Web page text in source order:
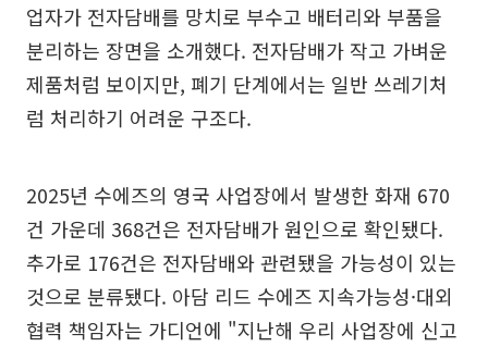
업자가 전자담배를 망치로 부수고 배터리와 부품을
분리하는 장면을 소개했다. 전자담배가 작고 가벼운
제품처럼 보이지만, 폐기 단계에서는 일반 쓰레기처
럼 처리하기 어려운 구조다.
2025년 수에즈의 영국 사업장에서 발생한 화재 670
건 가운데 368건은 전자담배가 원인으로 확인됐다.
추가로 176건은 전자담배와 관련됐을 가능성이 있는
것으로 분류됐다. 아담 리드 수에즈 지속가능성·대외
협력 책임자는 가디언에 "지난해 우리 사업장에 신고